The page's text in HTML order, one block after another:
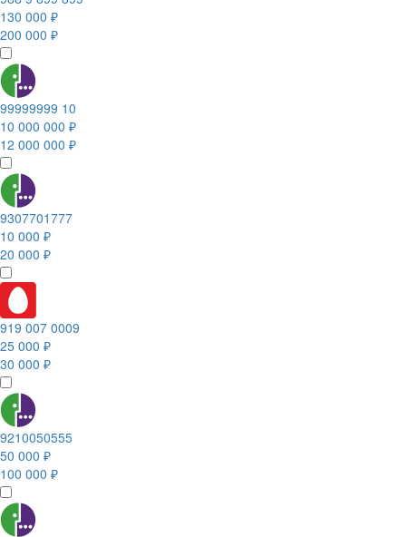
130 000 ₽
200 000 ₽
99999999 10
10 000 000 ₽
12 000 000 ₽
9307701777
10 000 ₽
20 000 ₽
919 007 0009
25 000 ₽
30 000 ₽
9210050555
50 000 ₽
100 000 ₽